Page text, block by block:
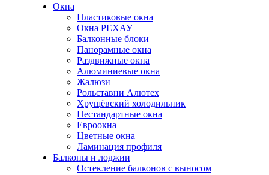
Окна
Пластиковые окна
Окна РЕХАУ
Балконные блоки
Панорамные окна
Раздвижные окна
Алюминиевые окна
Жалюзи
Рольставни Алютех
Хрущёвский холодильник
Нестандартные окна
Евроокна
Цветные окна
Ламинация профиля
Балконы и лоджии
Остекление балконов с выносом